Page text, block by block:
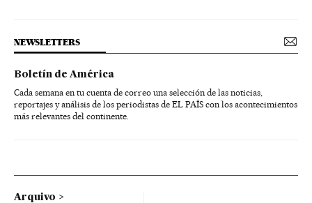
NEWSLETTERS
Boletín de América
Cada semana en tu cuenta de correo una selección de las noticias,
reportajes y análisis de los periodistas de EL PAÍS con los acontecimientos
más relevantes del continente.
Arquivo